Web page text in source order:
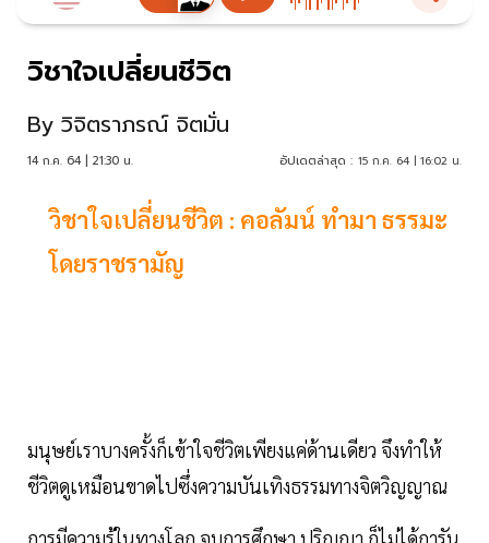
วิชาใจเปลี่ยนชีวิต
By วิจิตราภรณ์ จิตมั่น
14 ก.ค. 64 | 21:30 น. อัปเดตล่าสุด : 15 ก.ค. 64 | 16:02 น.
วิชาใจเปลี่ยนชีวิต : คอลัมน์ ทำมา ธรรมะ
โดยราชรามัญ
มนุษย์เราบางครั้งก็เข้าใจชีวิตเพียงแค่ด้านเดียว จึงทำให้
ชีวิตดูเหมือนขาดไปซึ่งความบันเทิงธรรมทางจิตวิญญาณ